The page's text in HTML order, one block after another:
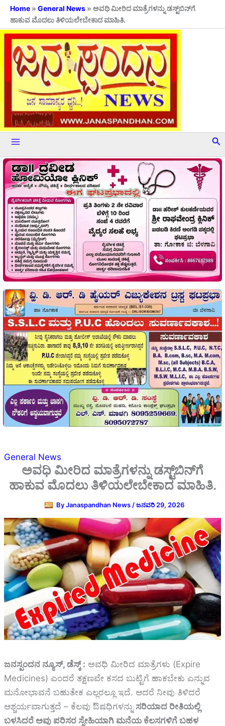
Skip
content
Home » General News » ಅವಧಿ ಮೀರಿದ ಮಾತ್ರೆಗಳನ್ನು ಡಸ್ಟ್‌ಬಿನ್‌ಗೆ
ಹಾಕುವ ಮೊದಲು ತಿಳಿಯಲೇಬೇಕಾದ ಮಾಹಿತಿ.
General News
ಅವಧಿ ಮೀರಿದ ಮಾತ್ರೆಗಳನ್ನು ಡಸ್ಟ್‌ಬಿನ್‌ಗೆ
ಹಾಕುವ ಮೊದಲು ತಿಳಿಯಲೇಬೇಕಾದ ಮಾಹಿತಿ.
ByJanaspandhan News /ಜನವರಿ 29, 2026
ಜನಸ್ಪಂದನ ನ್ಯೂಸ್‌, ಡೆಸ್ಕ್‌ : ಅವಧಿ ಮೀರಿದ ಮಾತ್ರೆಗಳು (Expire
Medicines) ಎಂದರೆ ತಕ್ಷಣವೇ ಕಸದ ಬುಟ್ಟಿಗೆ ಹಾಕಬೇಕು ಎನ್ನುವ
ಮನೋಭಾವನೆ ಬಹುತೇಕ ಎಲ್ಲರಲ್ಲೂ ಇದೆ. ಆದರೆ ನೀವು ತಿಳಿದರೆ
ಆಶ್ಚರ್ಯವಾಗುತ್ತದೆ – ಕೆಲವು ಔಷಧಿಗಳನ್ನು ಸರಿಯಾದ ರೀತಿಯಲ್ಲಿ
ಬಳಸಿದರೆ ಅವು ಪರಿಸರ ಸ್ನೇಹಿಯಾಗಿ ಮನೆಯ ಕೆಲಸಗಳಿಗೆ ಬಹಳ